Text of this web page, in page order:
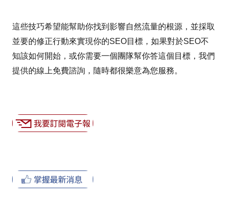
這些技巧希望能幫助你找到影響自然流量的根源，並採取
並要的修正行動來實現你的SEO目標，如果對於SEO不
知該如何開始，或你需要一個團隊幫你答這個目標，我們
提供的線上免費諮詢，隨時都很樂意為您服務。